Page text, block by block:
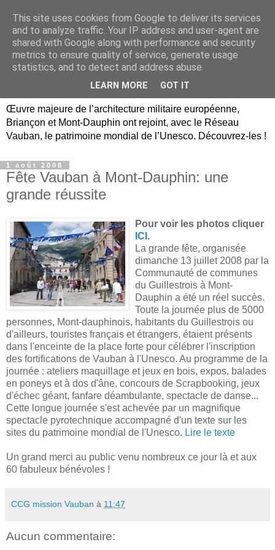
Briançon, Mont-Dauphin,
Vauban Unesco Hautes-
Œuvre majeure de l’architecture militaire européenne,
Briançon et Mont-Dauphin ont rejoint, avec le Réseau
Vauban, le patrimoine mondial de l’Unesco. Découvrez-les !
1 août 2008
Fête Vauban à Mont-Dauphin: une
grande réussite
Pour voir les photos cliquer
ICI .
La grande fête, organisée
dimanche 13 juillet 2008 par la
Communauté de communes
du Guillestrois à Mont-
Dauphin a été un réel succès.
Toute la journée plus de 5000
personnes, Mont-dauphinois, habitants du Guillestrois ou
d'ailleurs, touristes français et étrangers, étaient présents
dans l 'enceinte de la place forte pour célébrer l 'inscription
des fortifications de Vauban à l 'Unesco. Au programme de la
journée : ateliers maquillage et jeux en bois, expos, balades
en poneys et à dos d'âne, concours de Scrapbooking, jeux
d'échec géant, fanfare déambulante, spectacle de danse...
Cette longue journée s'est achevée par un magnifique
spectacle pyrotechnique accompagné d'un texte sur les
sites du patrimoine mondial de l'Unesco. Lire le texte
Un grand merci au public venu nombreux ce jour là et aux
60 fabuleux bénévoles !
CCG mission Vauban à 11:47
Aucun commentaire:
This site uses cookies from Google to deliver its services
and to analyze traffic. Your IP address and user-agent are
shared with Google along with performance and security
metrics to ensure quality of service, generate usage
statistics, and to detect and address abuse.
LEARN MORE GOT IT